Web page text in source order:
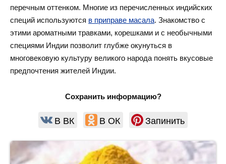
перечным оттенком. Многие из перечисленных индийских
специй используются в приправе масала. Знакомство с
этими ароматными травками, корешками и с необычными
специями Индии позволит глубже окунуться в
многовековую культуру великого народа понять вкусовые
предпочтения жителей Индии.
Сохранить информацию?
В ВК В ОК Запинить